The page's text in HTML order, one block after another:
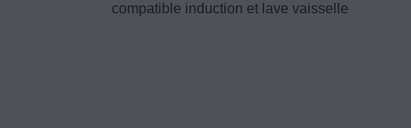
compatible induction et lave vaisselle